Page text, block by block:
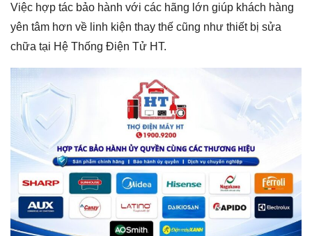
Việc hợp tác bảo hành với các hãng lớn giúp khách hàng
yên tâm hơn về linh kiện thay thế cũng như thiết bị sửa
chữa tại Hệ Thống Điện Tử HT.